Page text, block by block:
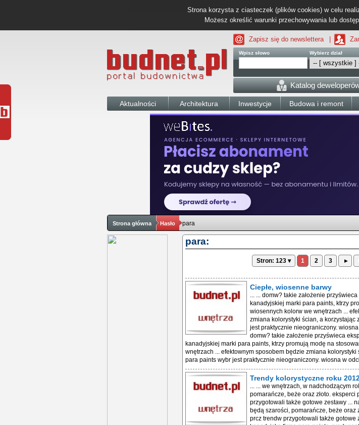
Strona korzysta z ciasteczek (plików cookies) w celu
Możesz określić warunki przechowywania lub
Zapisz się do newslettera
Wpisz słowo Wybierz dział
Katalog
Aktualności Architektura Inwestycje Budowa i remont
Strona główna Hasło para
para:
Stron: 123 ▾ 1 2 3 ▸
Ciepłe, wiosenne barwy
... ... domw? takie założenie
kanadyjskiej marki para paints, ktrzy
wiosennych kolorw we wnętrzach ...
zmiana kolorystyki ścian, a korzystając
jest praktycznie nieograniczony.
domw? takie założenie przyświeca
kanadyjskiej marki para paints, ktrzy promują modę na
wnętrzach ... efektownym sposobem będzie zmiana
para paints wybr jest praktycznie nieograniczony. wiosna w
Trendy kolorystyczne roku
... ... we wnętrzach, w nadchodzącym
pomarańcze, beże oraz złoto. eksperci
przygotowali także gotowe zestawy ...
będą szarości, pomarańcze, beże oraz
prcz trendw przygotowali także gotowe